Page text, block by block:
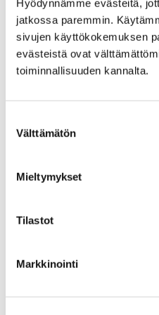
Hyödynnämme evästeitä,
jatkossa paremmin.
sivujen käyttökokemuksen
evästeistä ovat
toiminnallisuuden kannalta.
valinta
Välttämätön
Mieltymykset
Tilastot
Markkinointi
konsertista torstaina
26.9.2024